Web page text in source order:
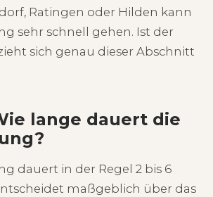
Ratingen oder Hilden kann
sehr schnell gehen. Ist der
sich genau dieser Abschnitt
lange dauert die
dauert in der Regel 2 bis 6
maßgeblich über das